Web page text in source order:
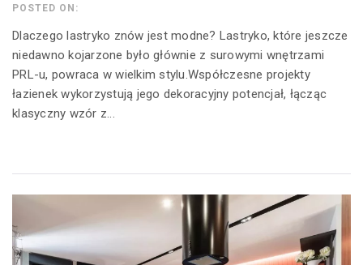
POSTED ON:
Dlaczego lastryko znów jest modne? Lastryko, które jeszcze
niedawno kojarzone było głównie z surowymi wnętrzami
PRL-u, powraca w wielkim stylu.Współczesne projekty
łazienek wykorzystują jego dekoracyjny potencjał, łącząc
klasyczny wzór z...